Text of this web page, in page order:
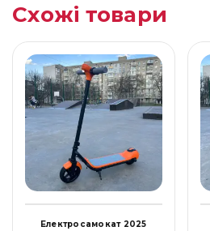
Схожі товари
Електросамокат 2025